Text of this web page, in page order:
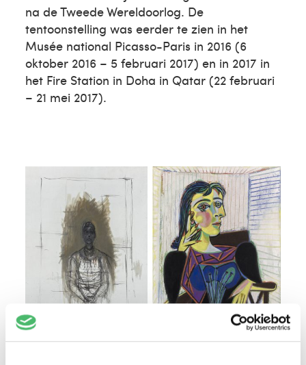
na de Tweede Wereldoorlog. De
tentoonstelling was eerder te zien in het
Musée national Picasso-Paris in 2016 (6
oktober 2016 – 5 februari 2017) en in 2017 in
het Fire Station in Doha in Qatar (22 februari
– 21 mei 2017).